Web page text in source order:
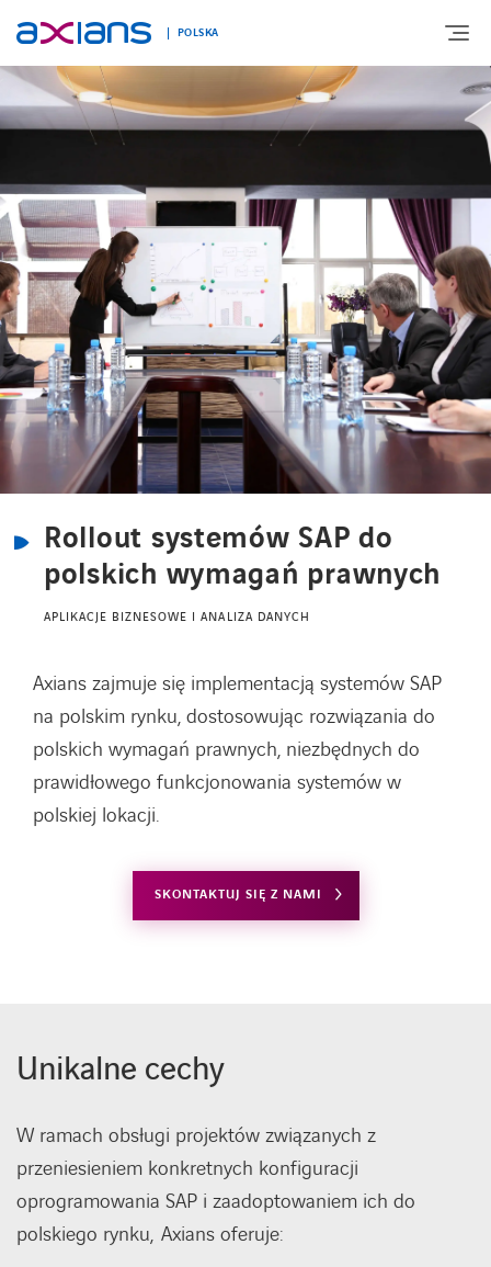
POLSKA
O NAS
OFERTA
TECHNOLOGIE
ROZWIĄZANIA BRANŻOWE
REALIZACJE
KARIERA
AKTUALNOŚCI
Szkolenia
Centrum wiedzy
Rollout systemów SAP do
polskich wymagań prawnych
APLIKACJE BIZNESOWE I ANALIZA DANYCH
Axians zajmuje się implementacją systemów SAP
na polskim rynku, dostosowując rozwiązania do
polskich wymagań prawnych, niezbędnych do
prawidłowego funkcjonowania systemów w
polskiej lokacji.
SKONTAKTUJ SIĘ Z NAMI
Unikalne cechy
W ramach obsługi projektów związanych z
przeniesieniem konkretnych konfiguracji
oprogramowania SAP i zaadoptowaniem ich do
polskiego rynku, Axians oferuje: